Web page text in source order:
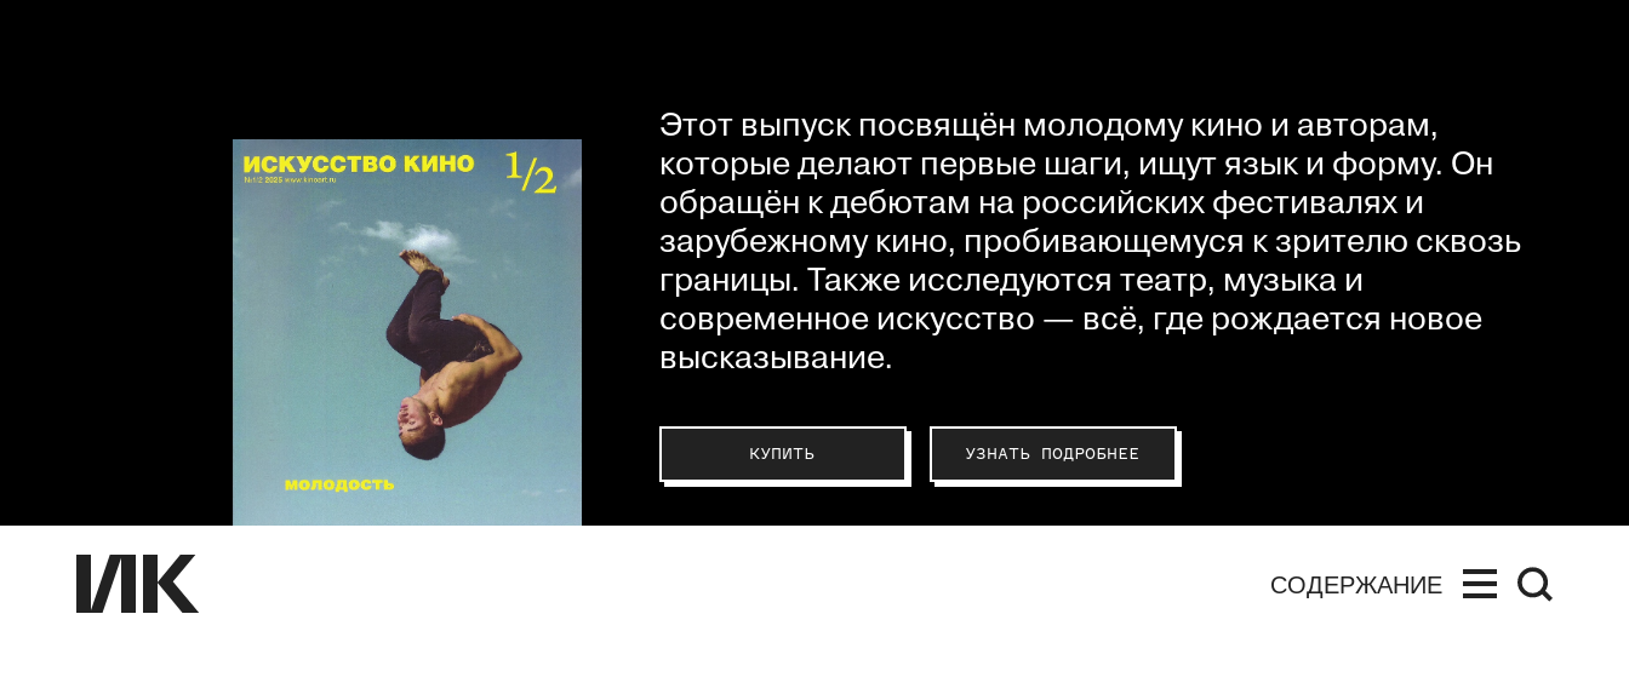
Этот выпуск посвящён молодому кино и авторам,
которые делают первые шаги, ищут язык и форму. Он
обращён к дебютам на российских фестивалях и
зарубежному кино, пробивающемуся к зрителю сквозь
границы. Также исследуются театр, музыка и
современное искусство — всё, где рождается новое
высказывание.
КУПИТЬ УЗНАТЬ ПОДРОБНЕЕ
СОДЕРЖАНИЕ